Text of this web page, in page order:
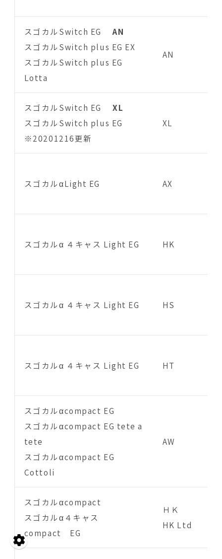
スゴカルSwitch EGAN
スゴカルSwitch plus EG EX
スゴカルSwitch plus EG
Lotta
AN
スゴカルSwitch EGXL
スゴカルSwitch plus EG
※20201216更新
XL
スゴカルαLight EG AX
スゴカルα ４キャス Light EG HK
スゴカルα ４キャス Light EG HS
スゴカルα ４キャス Light EG HT
スゴカルαcompact EG
スゴカルαcompact EG tete a
tete
スゴカルαcompact EG
Cottoli
AW
スゴカルαcompact
スゴカルα４キャス
compact EG
ＨＫ
HK Ltd